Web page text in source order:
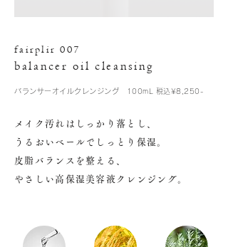
fairplir 007
balancer oil cleansing
バランサーオイルクレンジング 100mL 税込¥8,250-
メイク汚れはしっかり落とし、
うるおいベールでしっとり保湿。
皮脂バランスを整える、
やさしい高保湿美容液クレンジング。